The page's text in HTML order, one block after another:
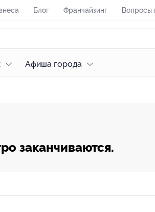
Блог Франчайзинг Вопросы
Афиша города
заканчиваются.